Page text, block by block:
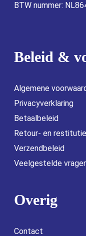
BTW nummer:
Beleid &
Algemene
Privacyverklaring
Betaalbeleid
Retour- en
Verzendbeleid
Veelgestelde vragen
Overig
Contact